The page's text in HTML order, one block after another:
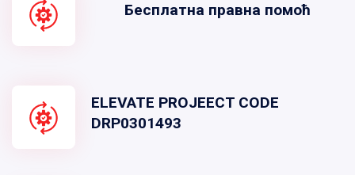
Бесплатна правна помоћ
ELEVATE PROJEECT CODE
DRP0301493